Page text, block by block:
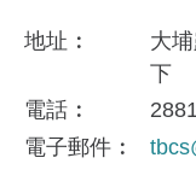
地址
大
下
電話
電子郵件